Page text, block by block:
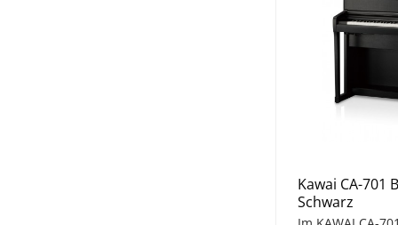
Kawai CA-701
Schwarz